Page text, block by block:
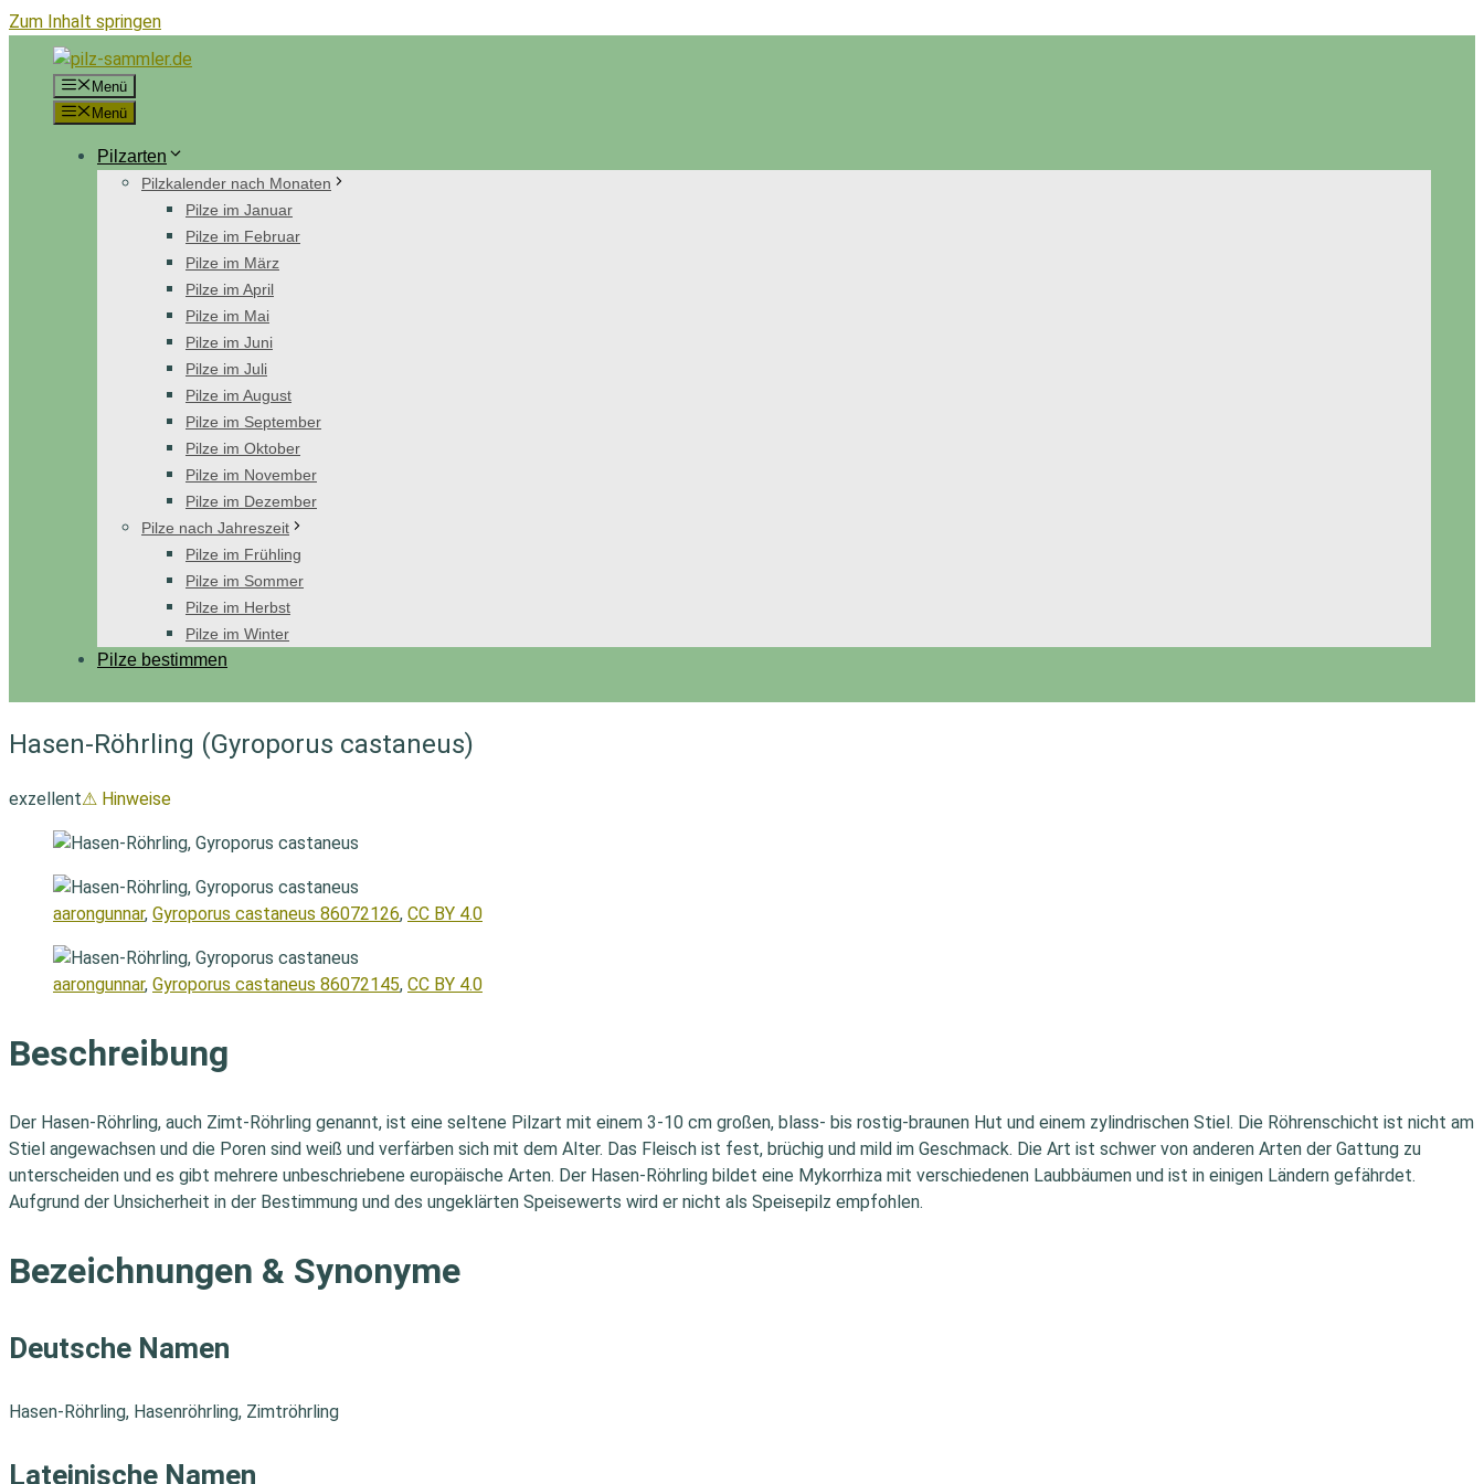
Zum Inhalt springen
Menü
Menü
Pilzarten
Pilzkalender nach Monaten
Pilze im Januar
Pilze im Februar
Pilze im März
Pilze im April
Pilze im Mai
Pilze im Juni
Pilze im Juli
Pilze im August
Pilze im September
Pilze im Oktober
Pilze im November
Pilze im Dezember
Pilze nach Jahreszeit
Pilze im Frühling
Pilze im Sommer
Pilze im Herbst
Pilze im Winter
Pilze bestimmen
Hasen-Röhrling (Gyroporus castaneus)
exzellent⚠ Hinweise
aarongunnar, Gyroporus castaneus 86072126, CC BY 4.0
aarongunnar, Gyroporus castaneus 86072145, CC BY 4.0
Beschreibung
Der Hasen-Röhrling, auch Zimt-Röhrling genannt, ist eine seltene Pilzart mit einem 3-10 cm großen, blass- bis rostig-braunen Hut und einem zylindrischen Stiel. Die Röhrenschicht ist nicht am
Stiel angewachsen und die Poren sind weiß und verfärben sich mit dem Alter. Das Fleisch ist fest, brüchig und mild im Geschmack. Die Art ist schwer von anderen Arten der Gattung zu
unterscheiden und es gibt mehrere unbeschriebene europäische Arten. Der Hasen-Röhrling bildet eine Mykorrhiza mit verschiedenen Laubbäumen und ist in einigen Ländern gefährdet.
Aufgrund der Unsicherheit in der Bestimmung und des ungeklärten Speisewerts wird er nicht als Speisepilz empfohlen.
Bezeichnungen & Synonyme
Deutsche Namen
Hasen-Röhrling, Hasenröhrling, Zimtröhrling
Lateinische Namen